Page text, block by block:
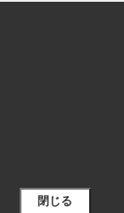
閉じる